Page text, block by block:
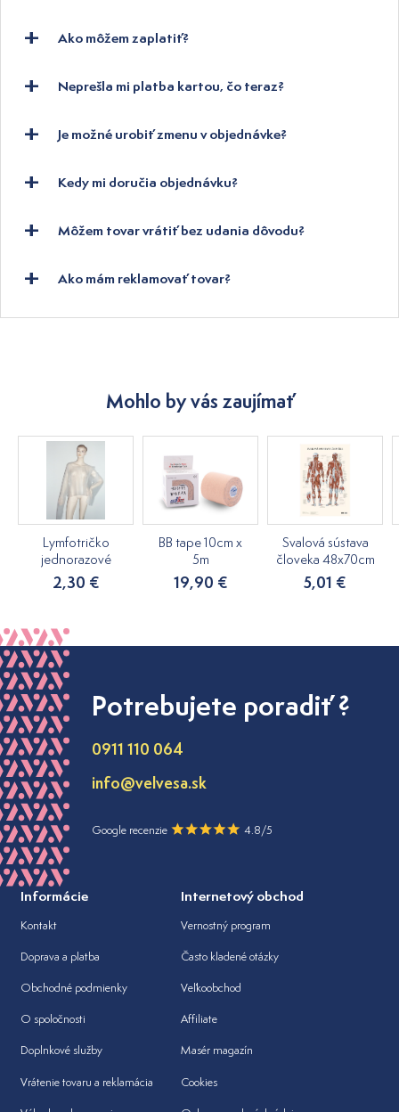
Ako môžem zaplatiť?
Neprešla mi platba kartou, čo teraz?
Je možné urobiť zmenu v objednávke?
Kedy mi doručia objednávku?
Môžem tovar vrátiť bez udania dôvodu?
Ako mám reklamovať tovar?
Mohlo by vás zaujímať
Lymfotričko
jednorazové
2,30 €
BB tape 10cm x
5m
19,90 €
Svalová sústava
človeka 48x70cm
5,01 €
Potrebujete poradiť ?
0911 110 064
info@velvesa.sk
Google recenzie 4.8/5
Informácie
Kontakt
Doprava a platba
Obchodné podmienky
O spoločnosti
Doplnkové služby
Vrátenie tovaru a reklamácia
Internetový obchod
Vernostný program
Často kladené otázky
Veľkoobchod
Affiliate
Masér magazín
Cookies